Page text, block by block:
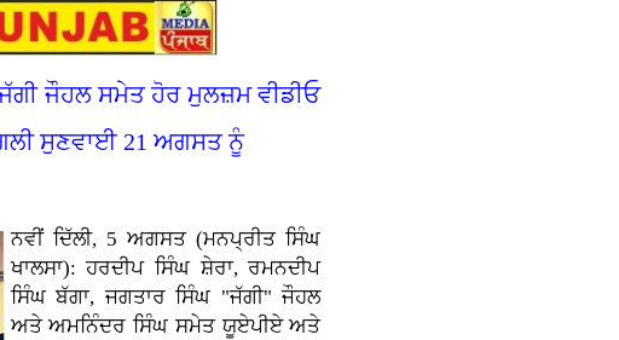
ਜੌਹਲ ਸਮੇਤ ਹੋਰ ਮੁਲਜ਼ਮ ਵੀਡੀਓ
ਸੁਣਵਾਈ 21 ਅਗਸਤ ਨੂੰ
ਨਵੀਂ ਦਿੱਲੀ, 5 ਅਗਸਤ (ਮਨਪ੍ਰੀਤ ਸਿੰਘ
ਖਾਲਸਾ): ਹਰਦੀਪ ਸਿੰਘ ਸ਼ੇਰਾ, ਰਮਨਦੀਪ
ਸਿੰਘ ਬੱਗਾ, ਜਗਤਾਰ ਸਿੰਘ "ਜੱਗੀ" ਜੌਹਲ
ਅਤੇ ਅਮਨਿੰਦਰ ਸਿੰਘ ਸਮੇਤ ਯੂਏਪੀਏ ਅਤੇ